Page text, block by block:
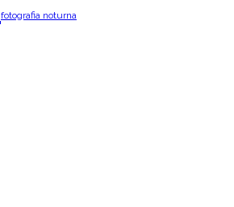
fotografia noturna